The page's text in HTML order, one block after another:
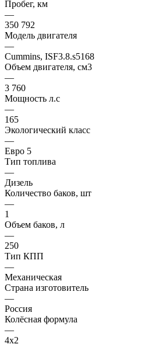
Пробег, км
—
350 792
Модель двигателя
—
Cummins, ISF3.8.s5168
Объем двигателя, см3
—
3 760
Мощность л.с
—
165
Экологический класс
—
Евро 5
Тип топлива
—
Дизель
Количество баков, шт
—
1
Объем баков, л
—
250
Тип КПП
—
Механическая
Страна изготовитель
—
Россия
Колёсная формула
—
4x2